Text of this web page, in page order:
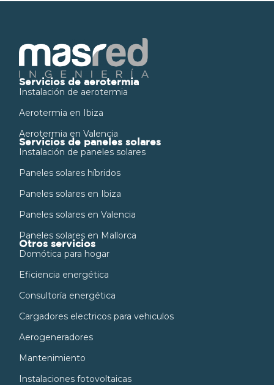
Servicios de aerotermia
Instalación de aerotermia
Aerotermia en Ibiza
Aerotermia en Valencia
Servicios de paneles solares
Instalación de paneles solares
Paneles solares híbridos
Paneles solares en Ibiza
Paneles solares en Valencia
Paneles solares en Mallorca
Otros servicios
Domótica para hogar
Eficiencia energética
Consultoría energética
Cargadores electricos para vehiculos
Aerogeneradores
Mantenimiento
Instalaciones fotovoltaicas